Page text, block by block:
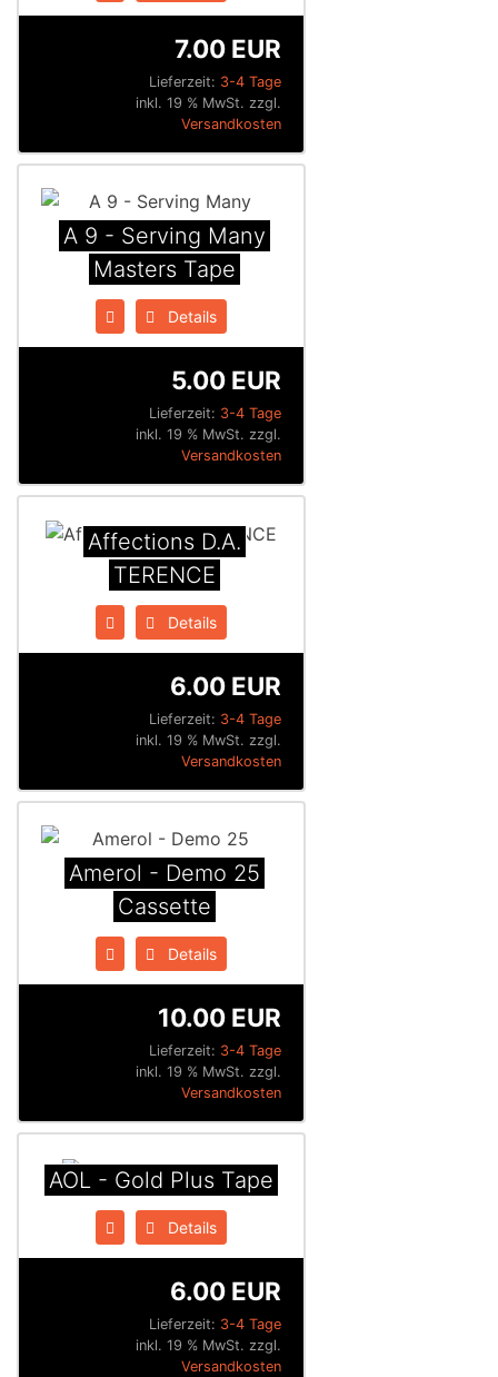
Lieferzeit: 3-4 Tage
7.00 EUR
inkl. 19 % MwSt. zzgl.
Versandkosten
A 9 - Serving Many
Masters Tape
Details
Lieferzeit: 3-4 Tage
5.00 EUR
inkl. 19 % MwSt. zzgl.
Versandkosten
Affections D.A.
TERENCE
Details
Lieferzeit: 3-4 Tage
6.00 EUR
inkl. 19 % MwSt. zzgl.
Versandkosten
Amerol - Demo 25
Cassette
Details
Lieferzeit: 3-4 Tage
10.00 EUR
inkl. 19 % MwSt. zzgl.
Versandkosten
AOL - Gold Plus Tape
Details
Lieferzeit: 3-4 Tage
6.00 EUR
inkl. 19 % MwSt. zzgl.
Versandkosten